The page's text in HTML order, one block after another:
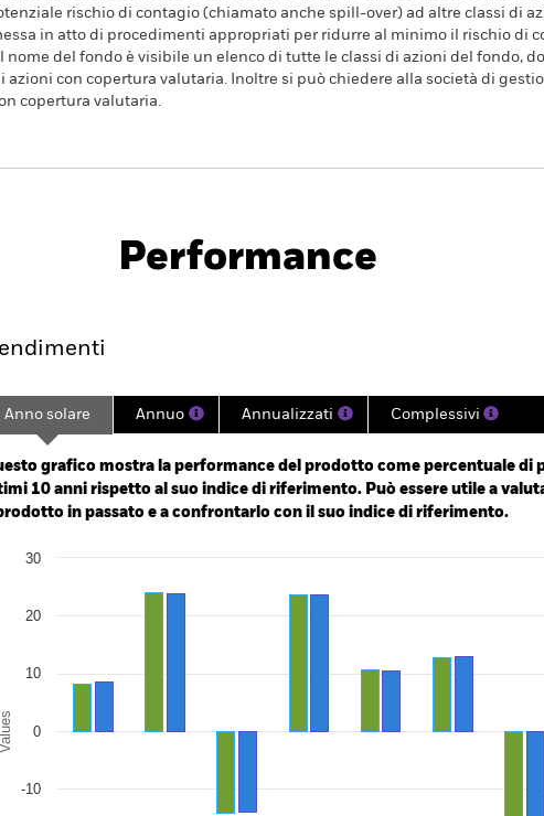
rischio di contagio (chiamato anche spill-over) ad altre classi di
in atto di procedimenti appropriati per ridurre al minimo il rischio di
nome del fondo è visibile un elenco di tutte le classi di azioni del fondo,
azioni con copertura valutaria. Inoltre si può chiedere alla società di
copertura valutaria.
Scheda
Performance
2014-10-01 00:00:00 to 2026-08-06 00:00:00.
-120 to 240.
Anno solare Annuo Annualizzati Complessivi
grafico mostra la performance del prodotto come percentuale di
10 anni rispetto al suo indice di riferimento. Può essere utile a
in passato e a confrontarlo con il suo indice di riferimento.
chart with 2 data series.
Values
-10
0
10
20
30